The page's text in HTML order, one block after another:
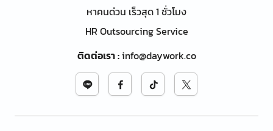
หาคนด่วน เร็วสุด 1 ชั่วโมง
HR Outsourcing Service
ติดต่อเรา:info@daywork.co